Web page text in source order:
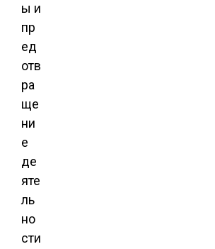
ы и
пр
ед
отв
ра
ще
ни
е
де
яте
ль
но
сти